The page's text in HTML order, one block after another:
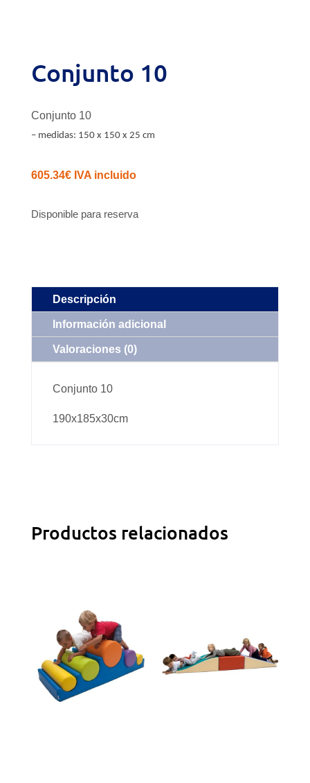
Conjunto 10
Conjunto 10
– medidas: 150 x 150 x 25 cm
605.34€ IVA incluido
Disponible para reserva
Descripción
Información adicional
Valoraciones (0)
Conjunto 10
190x185x30cm
Productos relacionados